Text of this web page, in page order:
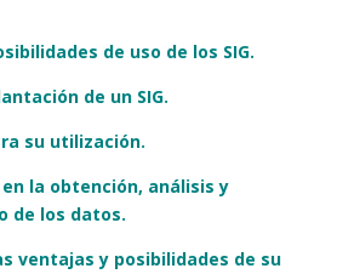
de uso de los SIG.
de un SIG.
su utilización.
en la obtención, análisis y
de los datos.
ventajas y posibilidades de su